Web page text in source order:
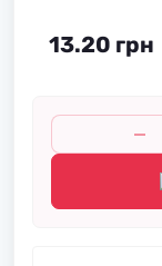
13.20 грн